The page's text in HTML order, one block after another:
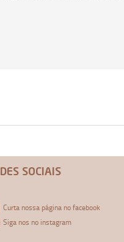
SOCIAIS
Curta nossa página no facebook
Siga nos no instagram